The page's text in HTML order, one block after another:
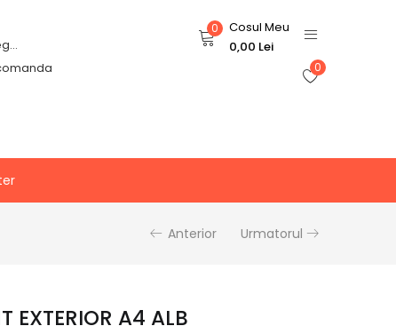
Login or Register
0
Cosul Meu
0,00 Lei
0
Anterior Urmatorul
EXTERIOR A4 ALB